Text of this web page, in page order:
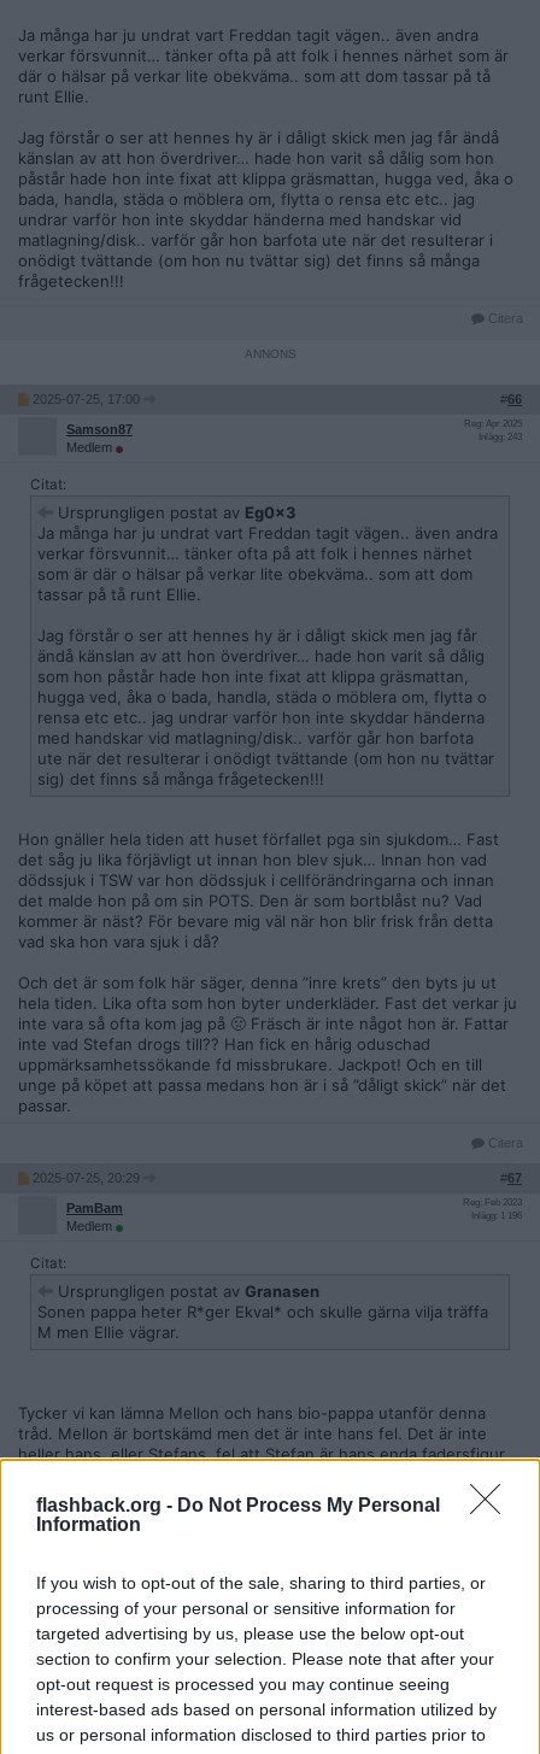
flashback.org - Do Not Process My Personal
Information
If you wish to opt-out of the sale, sharing to third parties, or
processing of your personal or sensitive information for
targeted advertising by us, please use the below opt-out
section to confirm your selection. Please note that after your
opt-out request is processed you may continue seeing
interest-based ads based on personal information utilized by
us or personal information disclosed to third parties prior to
Ja många har ju undrat vart Freddan tagit vägen.. även andra
verkar försvunnit… tänker ofta på att folk i hennes närhet som är
där o hälsar på verkar lite obekväma.. som att dom tassar på tå
runt Ellie.
Jag förstår o ser att hennes hy är i dåligt skick men jag får ändå
känslan av att hon överdriver… hade hon varit så dålig som hon
påstår hade hon inte fixat att klippa gräsmattan, hugga ved, åka o
bada, handla, städa o möblera om, flytta o rensa etc etc.. jag
undrar varför hon inte skyddar händerna med handskar vid
matlagning/disk.. varför går hon barfota ute när det resulterar i
onödigt tvättande (om hon nu tvättar sig) det finns så många
frågetecken!!!
Citera
2025-07-25, 17:00 #66
Samson87
Medlem
Reg: Apr 2025
Inlägg: 243
Citat:
Ursprungligen postat av Eg0x3
Ja många har ju undrat vart Freddan tagit vägen.. även andra
verkar försvunnit… tänker ofta på att folk i hennes närhet
som är där o hälsar på verkar lite obekväma.. som att dom
tassar på tå runt Ellie.
Jag förstår o ser att hennes hy är i dåligt skick men jag får
ändå känslan av att hon överdriver… hade hon varit så dålig
som hon påstår hade hon inte fixat att klippa gräsmattan,
hugga ved, åka o bada, handla, städa o möblera om, flytta o
rensa etc etc.. jag undrar varför hon inte skyddar händerna
med handskar vid matlagning/disk.. varför går hon barfota
ute när det resulterar i onödigt tvättande (om hon nu tvättar
sig) det finns så många frågetecken!!!
Hon gnäller hela tiden att huset förfallet pga sin sjukdom… Fast
det såg ju lika förjävligt ut innan hon blev sjuk… Innan hon vad
dödssjuk i TSW var hon dödssjuk i cellförändringarna och innan
det malde hon på om sin POTS. Den är som bortblåst nu? Vad
kommer är näst? För bevare mig väl när hon blir frisk från detta
vad ska hon vara sjuk i då?
Och det är som folk här säger, denna ”inre krets” den byts ju ut
hela tiden. Lika ofta som hon byter underkläder. Fast det verkar ju
inte vara så ofta kom jag på 🤢 Fräsch är inte något hon är. Fattar
inte vad Stefan drogs till?? Han fick en hårig oduschad
uppmärksamhetssökande fd missbrukare. Jackpot! Och en till
unge på köpet att passa medans hon är i så ”dåligt skick” när det
passar.
Citera
2025-07-25, 20:29 #67
PamBam
Medlem
Reg: Feb 2023
Inlägg: 1 196
Citat:
Ursprungligen postat av Granasen
Sonen pappa heter R*ger Ekval* och skulle gärna vilja träffa
M men Ellie vägrar.
Tycker vi kan lämna Mellon och hans bio-pappa utanför denna
tråd. Mellon är bortskämd men det är inte hans fel. Det är inte
heller hans, eller Stefans, fel att Stefan är hans enda fadersfigur.
Ellie har däremot själv aktivt valt att vara i offentlighetens ljus, lilla
Mellon har inget val och inte hennes vänner eller Stefan heller.
Tror att en del av vännernas obekvämhet är att hon filmar allt. Jag
och Instagram när jag pillar naveln i soffan hos en kompis och helt
ärligt hur kan man ha en pågående konversation med någon som
filmar? Ellies fokus blir på att filma.
Citera
2025-07-25, 20:32
PamBam
Medlem
Reg: Feb 2023
Inlägg: 1 196